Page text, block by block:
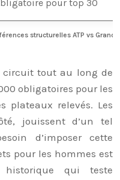
structurelles ATP vs Grand
pour top 30
circuit tout au long de
obligatoires pour les
plateaux relevés. Les
jouissent d’un tel
d’imposer cette
pour les hommes est
qui teste